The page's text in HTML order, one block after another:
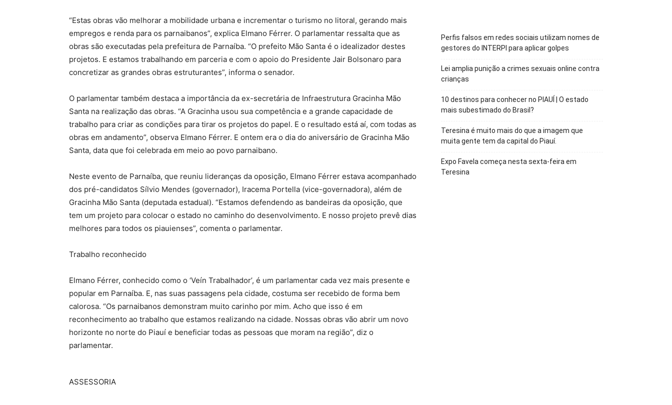
“Estas obras vão melhorar a mobilidade urbana e incrementar o turismo no litoral, gerando mais
empregos e renda para os parnaibanos”, explica Elmano Férrer. O parlamentar ressalta que as
obras são executadas pela prefeitura de Parnaíba. “O prefeito Mão Santa é o idealizador destes
projetos. E estamos trabalhando em parceria e com o apoio do Presidente Jair Bolsonaro para
concretizar as grandes obras estruturantes”, informa o senador.
O parlamentar também destaca a importância da ex-secretária de Infraestrutura Gracinha Mão
Santa na realização das obras. “A Gracinha usou sua competência e a grande capacidade de
trabalho para criar as condições para tirar os projetos do papel. E o resultado está aí, com todas as
obras em andamento”, observa Elmano Férrer. E ontem era o dia do aniversário de Gracinha Mão
Santa, data que foi celebrada em meio ao povo parnaibano.
Neste evento de Parnaíba, que reuniu lideranças da oposição, Elmano Férrer estava acompanhado
dos pré-candidatos Sílvio Mendes (governador), Iracema Portella (vice-governadora), além de
Gracinha Mão Santa (deputada estadual). “Estamos defendendo as bandeiras da oposição, que
tem um projeto para colocar o estado no caminho do desenvolvimento. E nosso projeto prevê dias
melhores para todos os piauienses”, comenta o parlamentar.
Trabalho reconhecido
Elmano Férrer, conhecido como o ‘Veín Trabalhador’, é um parlamentar cada vez mais presente e
popular em Parnaíba. E, nas suas passagens pela cidade, costuma ser recebido de forma bem
calorosa. “Os parnaibanos demonstram muito carinho por mim. Acho que isso é em
reconhecimento ao trabalho que estamos realizando na cidade. Nossas obras vão abrir um novo
horizonte no norte do Piauí e beneficiar todas as pessoas que moram na região”, diz o
parlamentar.
ASSESSORIA
Perfis falsos em redes sociais utilizam nomes de
gestores do INTERPI para aplicar golpes
Lei amplia punição a crimes sexuais online contra
crianças
10 destinos para conhecer no PIAUÍ | O estado
mais subestimado do Brasil?
Teresina é muito mais do que a imagem que
muita gente tem da capital do Piauí.
Expo Favela começa nesta sexta-feira em
Teresina